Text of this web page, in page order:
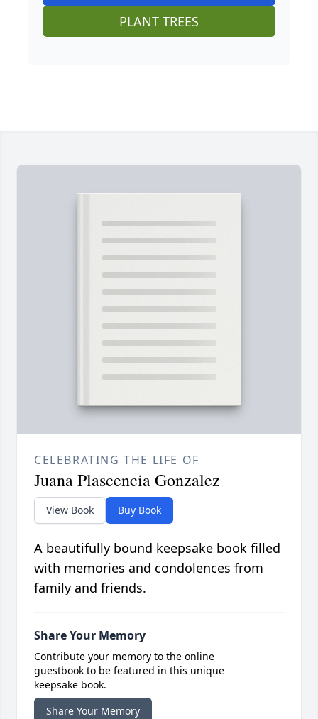
PLANT TREES
CELEBRATING THE LIFE OF
Juana Plascencia Gonzalez
View Book Buy Book
A beautifully bound keepsake book filled
with memories and condolences from
family and friends.
Share Your Memory
Contribute your memory to the online
guestbook to be featured in this unique
keepsake book.
Share Your Memory